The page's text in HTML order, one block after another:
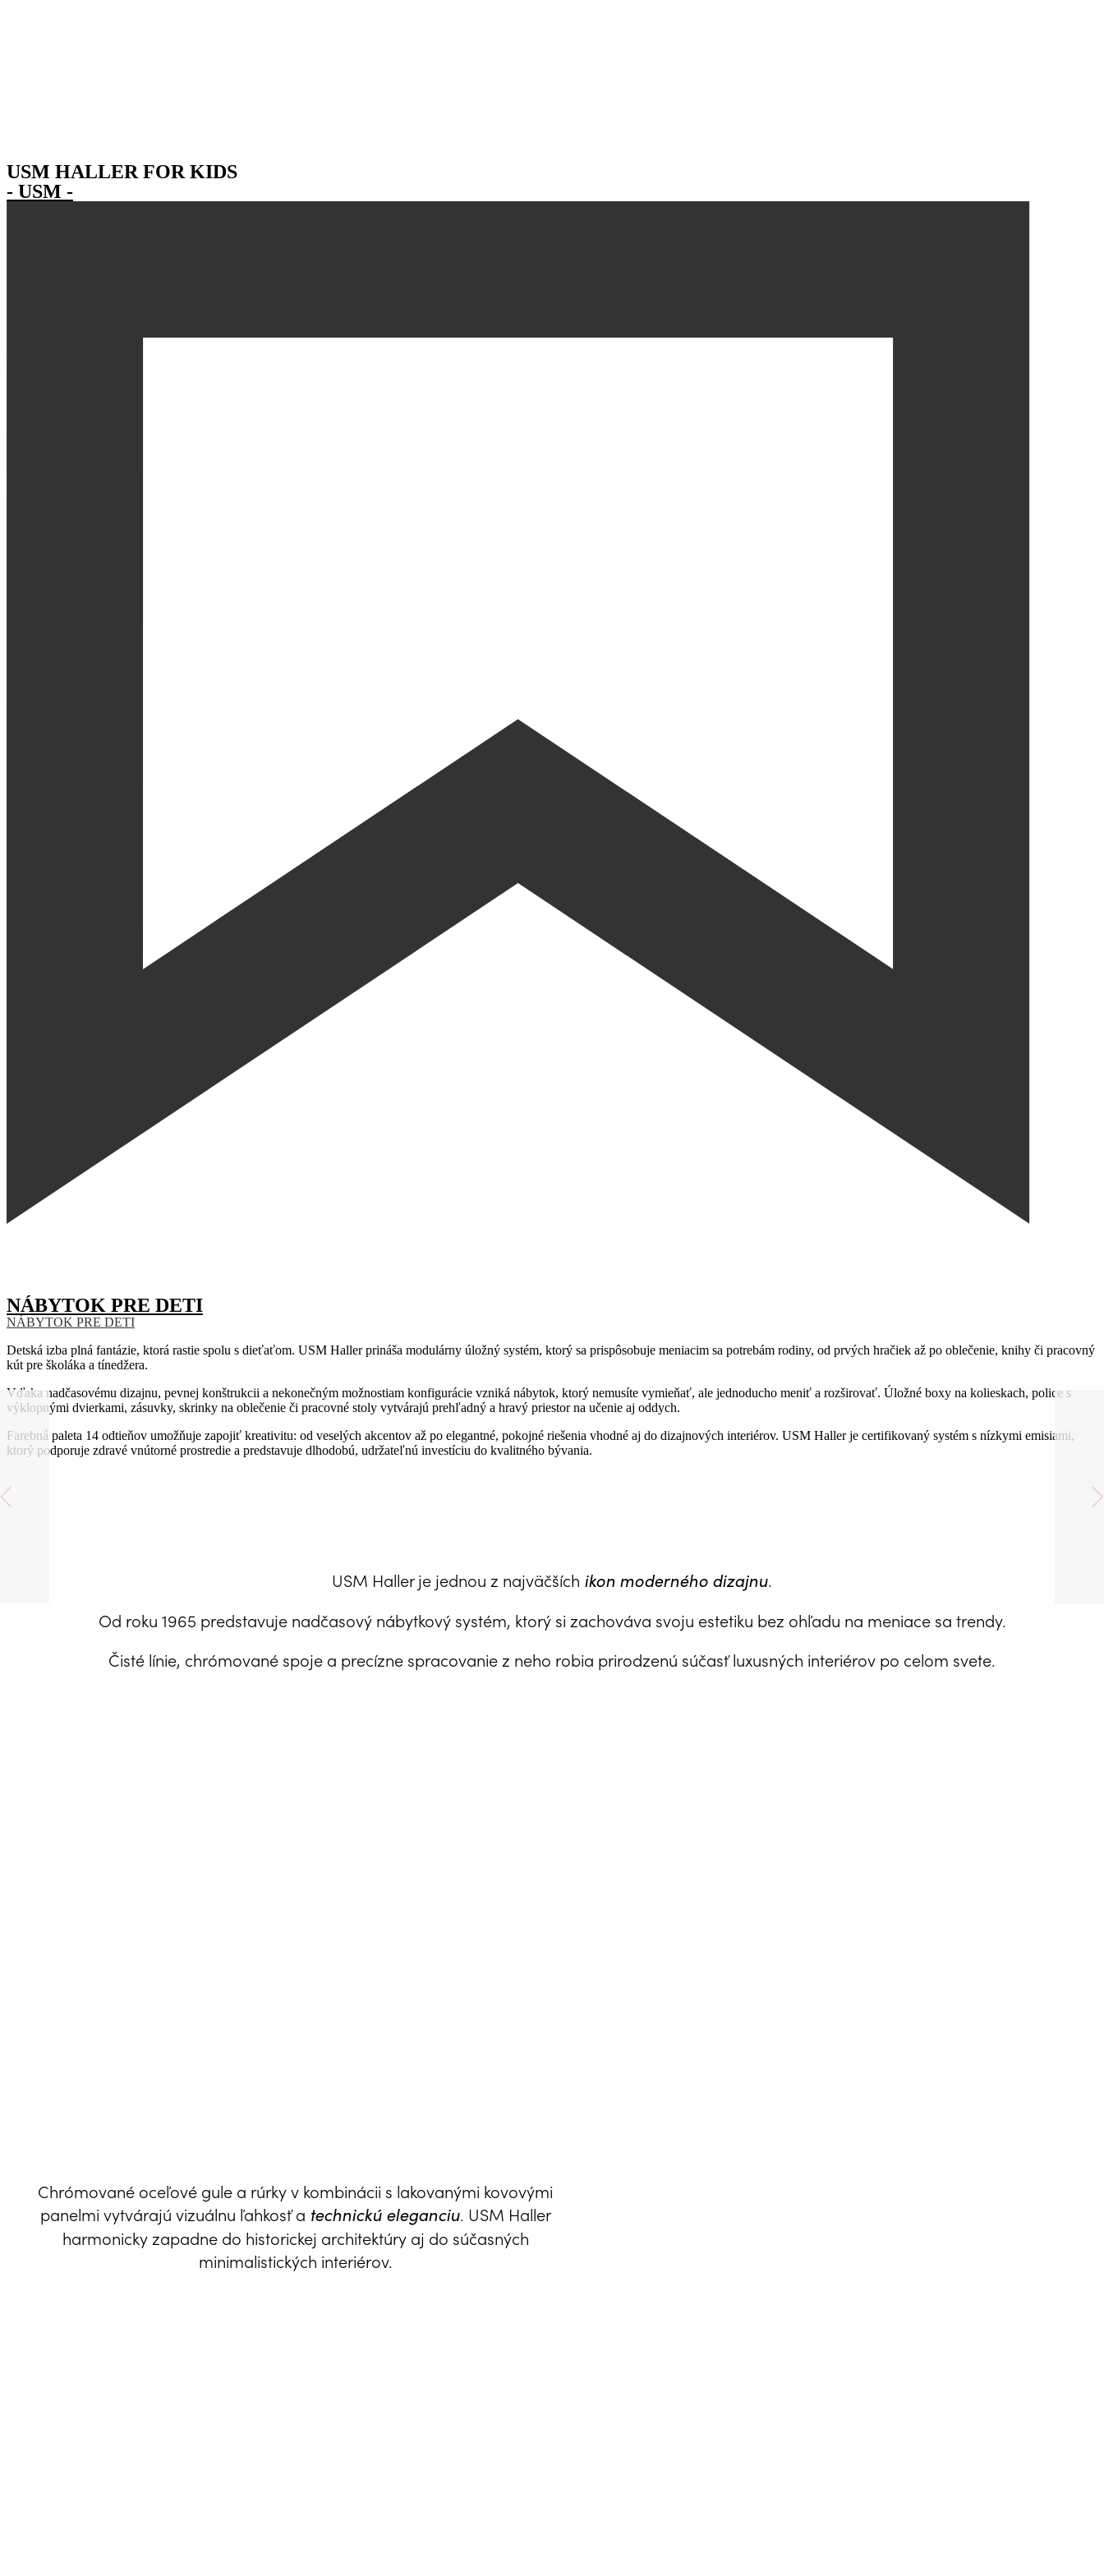
USM HALLER FOR KIDS
- USM -
NÁBYTOK PRE DETI
NÁBYTOK PRE DETI
Detská izba plná fantázie, ktorá rastie spolu s dieťaťom. USM Haller prináša modulárny úložný systém, ktorý sa prispôsobuje meniacim sa potrebám rodiny, od prvých hračiek až po oblečenie, knihy či pracovný
kút pre školáka a tínedžera.
Vďaka nadčasovému dizajnu, pevnej konštrukcii a nekonečným možnostiam konfigurácie vzniká nábytok, ktorý nemusíte vymieňať, ale jednoducho meniť a rozširovať. Úložné boxy na kolieskach, police s
výklopnými dvierkami, zásuvky, skrinky na oblečenie či pracovné stoly vytvárajú prehľadný a hravý priestor na učenie aj oddych.
Farebná paleta 14 odtieňov umožňuje zapojiť kreativitu: od veselých akcentov až po elegantné, pokojné riešenia vhodné aj do dizajnových interiérov. USM Haller je certifikovaný systém s nízkymi emisiami,
ktorý podporuje zdravé vnútorné prostredie a predstavuje dlhodobú, udržateľnú investíciu do kvalitného bývania.
USM Haller je jednou z najväčších ikon moderného dizajnu.
Od roku 1965 predstavuje nadčasový nábytkový systém, ktorý si zachováva svoju estetiku bez ohľadu na meniace sa trendy.
Čisté línie, chrómované spoje a precízne spracovanie z neho robia prirodzenú súčasť luxusných interiérov po celom svete.
Chrómované oceľové gule a rúrky v kombinácii s lakovanými kovovými
panelmi vytvárajú vizuálnu ľahkosť a technickú eleganciu. USM Haller
harmonicky zapadne do historickej architektúry aj do súčasných
minimalistických interiérov.